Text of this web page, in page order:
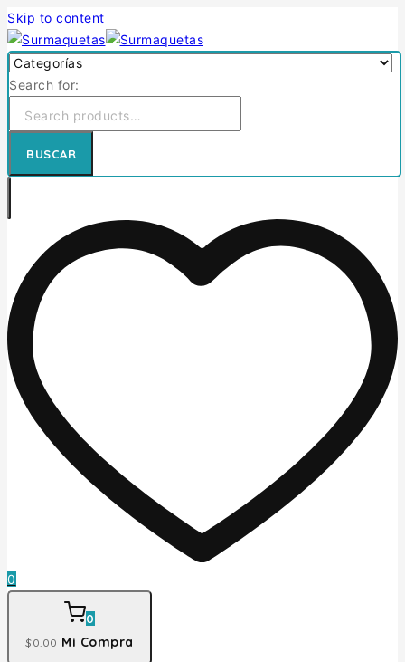
Skip to content
Search for:
BUSCAR
0
0
$0 .00 Mi Compra